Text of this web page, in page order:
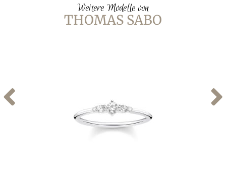
Weitere Modelle von
THOMAS SABO